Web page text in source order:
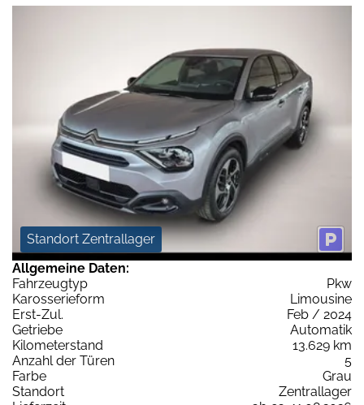
Standort Zentrallager
Allgemeine Daten:
Fahrzeugtyp
Pkw
Karosserieform
Limousine
Erst-Zul.
Feb / 2024
Getriebe
Automatik
Kilometerstand
13.629 km
Anzahl der Türen
5
Farbe
Grau
Standort
Zentrallager